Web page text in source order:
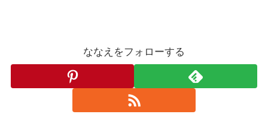
ななえをフォローする